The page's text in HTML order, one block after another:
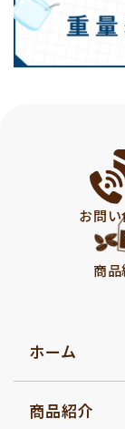
お問
商品
ホーム
商品紹介